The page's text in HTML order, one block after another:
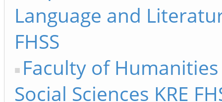
Language and
FHSS
Faculty of
Social Sciences KRE